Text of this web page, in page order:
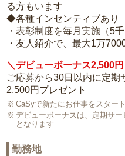
る方もいます
◆各種インセンティブあり
・表彰制度を毎月実施（5
・友人紹介で、最大1万
＼デビューボーナス2,500
ご応募から30日以内に定期
2,500円プレゼント
CaSyで新たにお仕事をスター
デビューボーナスは、定期サ
となります
勤務地